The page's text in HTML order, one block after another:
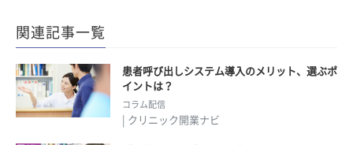
関連記事一覧
患者呼び出しシステム導入のメリット、選ぶポ
イントは？
コラム配信
| クリニック開業ナビ